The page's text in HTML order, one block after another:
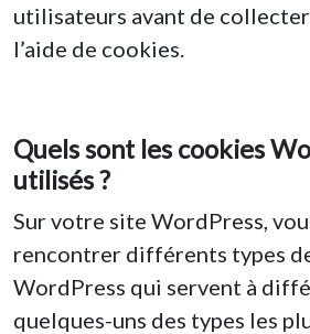
utilisateurs avant de collecter
l’aide de cookies.
Quels sont les cookies
utilisés ?
Sur votre site WordPress,
rencontrer différents types
WordPress qui servent à
quelques-uns des types les